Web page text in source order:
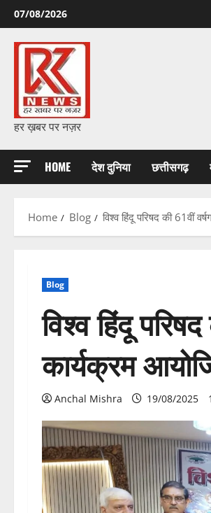
Skip
to
content
07/08/2026
हर ख़बर पर नज़र
HOME देश दुनिया छत्तीसगढ़
Home Blog विश्व हिंदू परिषद की 61वीं
Blog
विश्व हिंदू
कार्यक्रम
Anchal Mishra 19/08/2025